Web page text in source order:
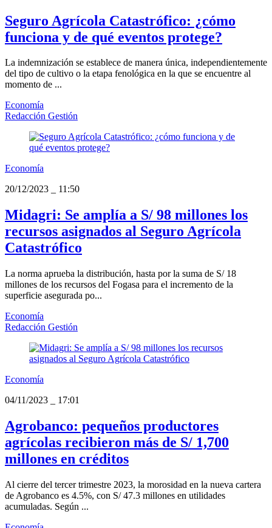
Seguro Agrícola Catastrófico: ¿cómo
funciona y de qué eventos protege?
La indemnización se establece de manera única, independientemente
del tipo de cultivo o la etapa fenológica en la que se encuentre al
momento de ...
Economía
Redacción Gestión
Economía
20/12/2023
11:50
Midagri: Se amplía a S/ 98 millones los
recursos asignados al Seguro Agrícola
Catastrófico
La norma aprueba la distribución, hasta por la suma de S/ 18
millones de los recursos del Fogasa para el incremento de la
superficie asegurada po...
Economía
Redacción Gestión
Economía
04/11/2023
17:01
Agrobanco: pequeños productores
agrícolas recibieron más de S/ 1,700
millones en créditos
Al cierre del tercer trimestre 2023, la morosidad en la nueva cartera
de Agrobanco es 4.5%, con S/ 47.3 millones en utilidades
acumuladas. Según ...